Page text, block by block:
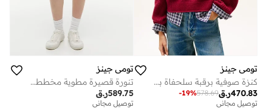
تومي جينز
كنزة صوفية برقبة سلحفاة بشعار
ر.ق470.83
578.69
-19%
توصيل مجاني
تومي جينز
تنورة قصيرة مطوية مخططة عالمية
ر.ق589.75
توصيل مجاني